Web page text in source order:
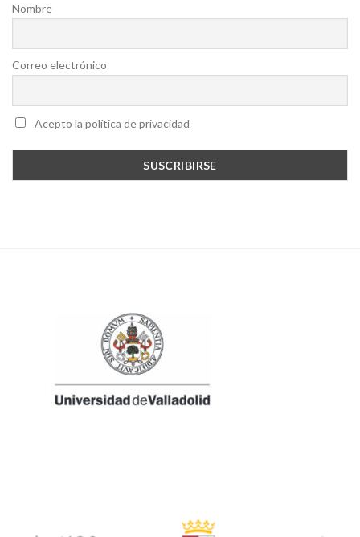
Nombre
Correo electrónico
Acepto la política de privacidad